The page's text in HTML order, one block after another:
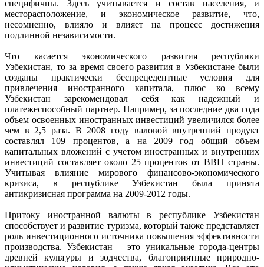
специфичны. Здесь учитывается и состав населения, и
месторасположение, и экономическое развитие, что,
несомненно, влияло и влияет на процесс достижения
подлинной независимости.
Что касается экономического развития республики
Узбекистан, то за время своего развития в Узбекистане были
созданы практически беспрецедентные условия для
привлечения иностранного капитала, плюс ко всему
Узбекистан зарекомендовал себя как надежный и
платежеспособный партнер. Например, за последние два года
объем освоенных иностранных инвестиций увеличился более
чем в 2,5 раза. В 2008 году валовой внутренний продукт
составлял 109 процентов, а на 2009 год общий объем
капитальных вложений с учетом иностранных и внутренних
инвестиций составляет около 25 процентов от ВВП страны.
Учитывая влияние мирового финансово-экономического
кризиса, в республике Узбекистан была принята
антикризисная программа на 2009-2012 годы.
Притоку иностранной валюты в республике Узбекистан
способствует и развитие туризма, который также представляет
роль инвестиционного источника повышения эффективности
производства. Узбекистан – это уникальные города-центры
древней культуры и зодчества, благоприятные природно-